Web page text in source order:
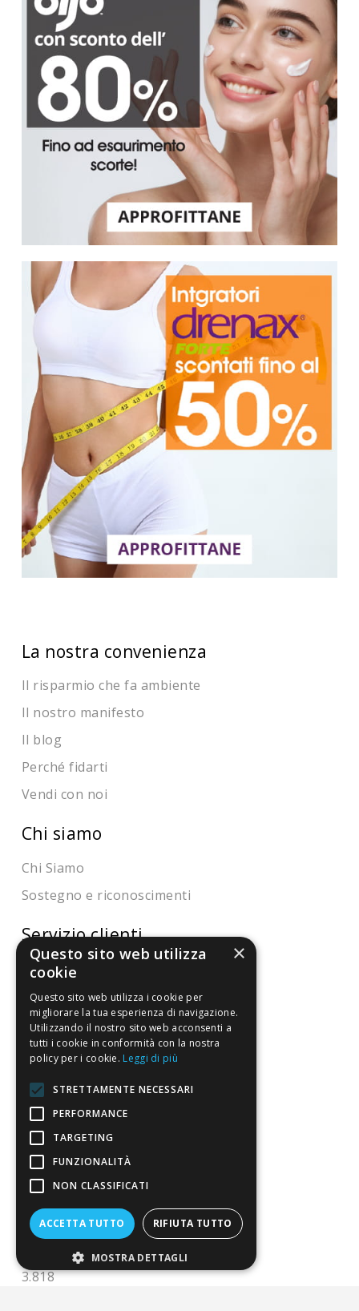
La nostra convenienza
Il risparmio che fa ambiente
Il nostro manifesto
Il blog
Perché fidarti
Vendi con noi
Chi siamo
Chi Siamo
Sostegno e riconoscimenti
Servizio clienti
FAQ
Riferimenti da controllare
Condizioni di vendita
Termini di vendita
Spedizione
Pagamenti
Resi
Eccellente
3.818
×
Questo sito web utilizza
cookie
Questo sito web utilizza i cookie per
migliorare la tua esperienza di navigazione.
Utilizzando il nostro sito web acconsenti a
tutti i cookie in conformità con la nostra
policy per i cookie. Leggi di più
STRETTAMENTE NECESSARI
PERFORMANCE
TARGETING
FUNZIONALITÀ
NON CLASSIFICATI
ACCETTA TUTTO RIFIUTA TUTTO
MOSTRA DETTAGLI